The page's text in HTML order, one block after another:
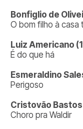
Bonfiglio de
O bom filho à casa
Luiz Americano
É do que há
Esmeraldino
Perigoso
Cristovão Bastos
Choro pra Waldir